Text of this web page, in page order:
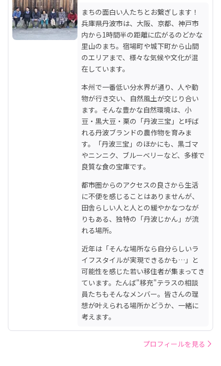
まちの面白い人たちとお繋ぎします！
兵庫県丹波市は、大阪、京都、神戸市
内から1時間半の距離に広がるのどかな
里山のまち。宿場町や城下町から山間
のエリアまで、様々な気候や文化が混
在しています。
本州で一番低い分水界が通り、人や動
物が行き交い、自然風土が交じり合い
ます。そんな豊かな自然環境は、小
豆・黒大豆・栗の「丹波三宝」と呼ば
れる丹波ブランドの農作物を育みま
す。「丹波三宝」のほかにも、黒ゴマ
やニンニク、ブルーベリーなど、多様で
良質な食の宝庫です。
都市圏からのアクセスの良さから生活
に不便を感じることはありませんが、
田舎らしい人と人との緩やかなつなが
りもある、独特の「丹波じかん」が流
れる場所。
近年は「そんな場所なら自分らしいラ
イフスタイルが実現できるかも…」と
可能性を感じた若い移住者が集まってき
ています。たんば"移充"テラスの相談
員たちもそんなメンバー。皆さんの理
想が叶えられる場所かどうか、一緒に
考えます。
プロフィールを見る